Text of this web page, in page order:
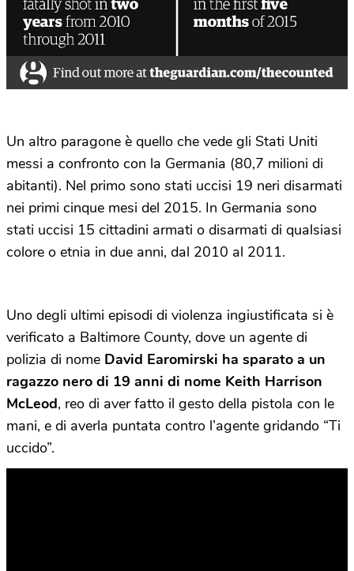
Un altro paragone è quello che vede gli Stati Uniti
messi a confronto con la Germania (80,7 milioni di
abitanti). Nel primo sono stati uccisi 19 neri disarmati
nei primi cinque mesi del 2015. In Germania sono
stati uccisi 15 cittadini armati o disarmati di qualsiasi
colore o etnia in due anni, dal 2010 al 2011.
Uno degli ultimi episodi di violenza ingiustificata si è
verificato a Baltimore County, dove un agente di
polizia di nome David Earomirski ha sparato a un
ragazzo nero di 19 anni di nome Keith Harrison
McLeod, reo di aver fatto il gesto della pistola con le
mani, e di averla puntata contro l’agente gridando “Ti
uccido”.